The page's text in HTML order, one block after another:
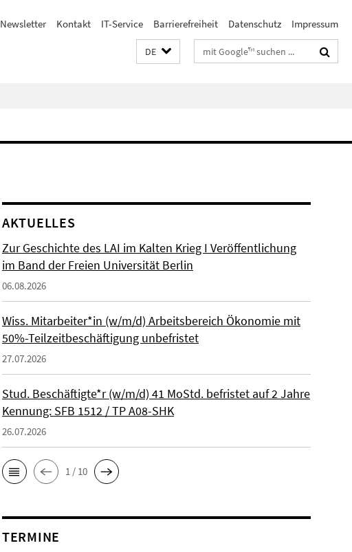
Newsletter Kontakt IT-Service Barrierefreiheit Datenschutz Impressum
DE Suchbegriffe
AKTUELLES
Zur Geschichte des LAI im Kalten Krieg I Veröffentlichung
im Band der Freien Universität Berlin
06.08.2026
Wiss. Mitarbeiter*in (w/m/d) Arbeitsbereich Ökonomie mit
50%-Teilzeitbeschäftigung unbefristet
27.07.2026
Stud. Beschäftigte*r (w/m/d) 41 MoStd. befristet auf 2 Jahre
Kennung: SFB 1512 / TP A08-SHK
26.07.2026
1 / 10
TERMINE